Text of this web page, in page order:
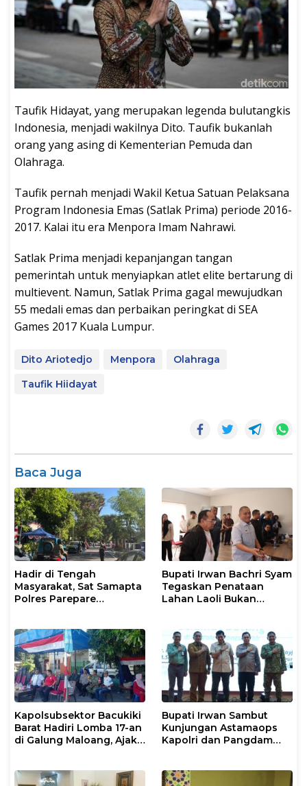
Taufik Hidayat, yang merupakan legenda bulutangkis
Indonesia, menjadi wakilnya Dito. Taufik bukanlah
orang yang asing di Kementerian Pemuda dan
Olahraga.
Taufik pernah menjadi Wakil Ketua Satuan Pelaksana
Program Indonesia Emas (Satlak Prima) periode 2016-
2017. Kalai itu era Menpora Imam Nahrawi.
Satlak Prima menjadi kepanjangan tangan
pemerintah untuk menyiapkan atlet elite bertarung di
multievent. Namun, Satlak Prima gagal mewujudkan
55 medali emas dan perbaikan peringkat di SEA
Games 2017 Kuala Lumpur.
Dito Ariotedjo Menpora
Olahraga
Taufik Hiidayat
Baca Juga
Hadir di Tengah
Masyarakat, Sat Samapta
Polres Parepare
Bupati Irwan Bachri Syam
Tegaskan Penataan
Lahan Laoli Bukan
Kapolsubsektor Bacukiki
Barat Hadiri Lomba 17-an
di Galung Maloang, Ajak
Bupati Irwan Sambut
Kunjungan Astamaops
Kapolri dan Pangdam